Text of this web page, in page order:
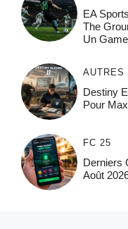
EA
The
Un
AUTRES
Destiny
Pour
FC 25
Derniers
Août